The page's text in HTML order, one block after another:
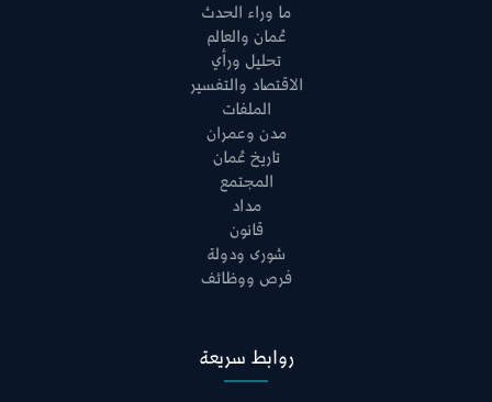
ما وراء الحدث
عُمان والعالم
تحليل ورأي
الاقتصاد والتفسير
الملفات
مدن وعمران
تاريخ عُمان
المجتمع
مداد
قانون
شورى ودولة
فرص ووظائف
روابط سريعة